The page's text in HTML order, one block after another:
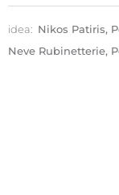
idea: Nikos Patiris,
Neve Rubinetterie,